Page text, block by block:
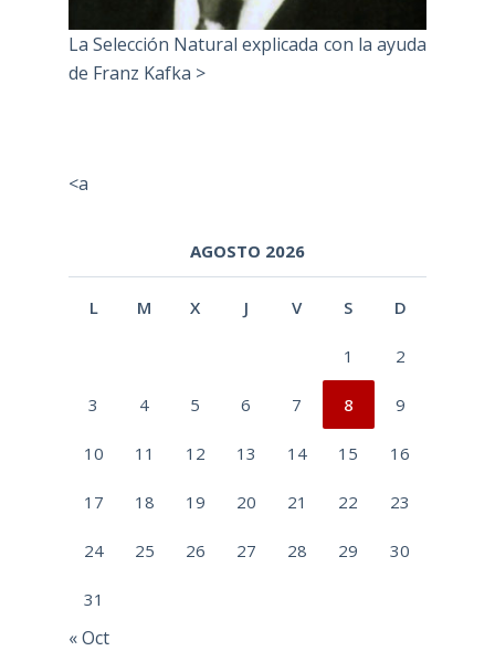
La Selección Natural explicada con la ayuda
de Franz Kafka >
<a
AGOSTO 2026
L M X J V S D
1 2
3 4 5 6 7 8 9
10 11 12 13 14 15 16
17 18 19 20 21 22 23
24 25 26 27 28 29 30
31
« Oct